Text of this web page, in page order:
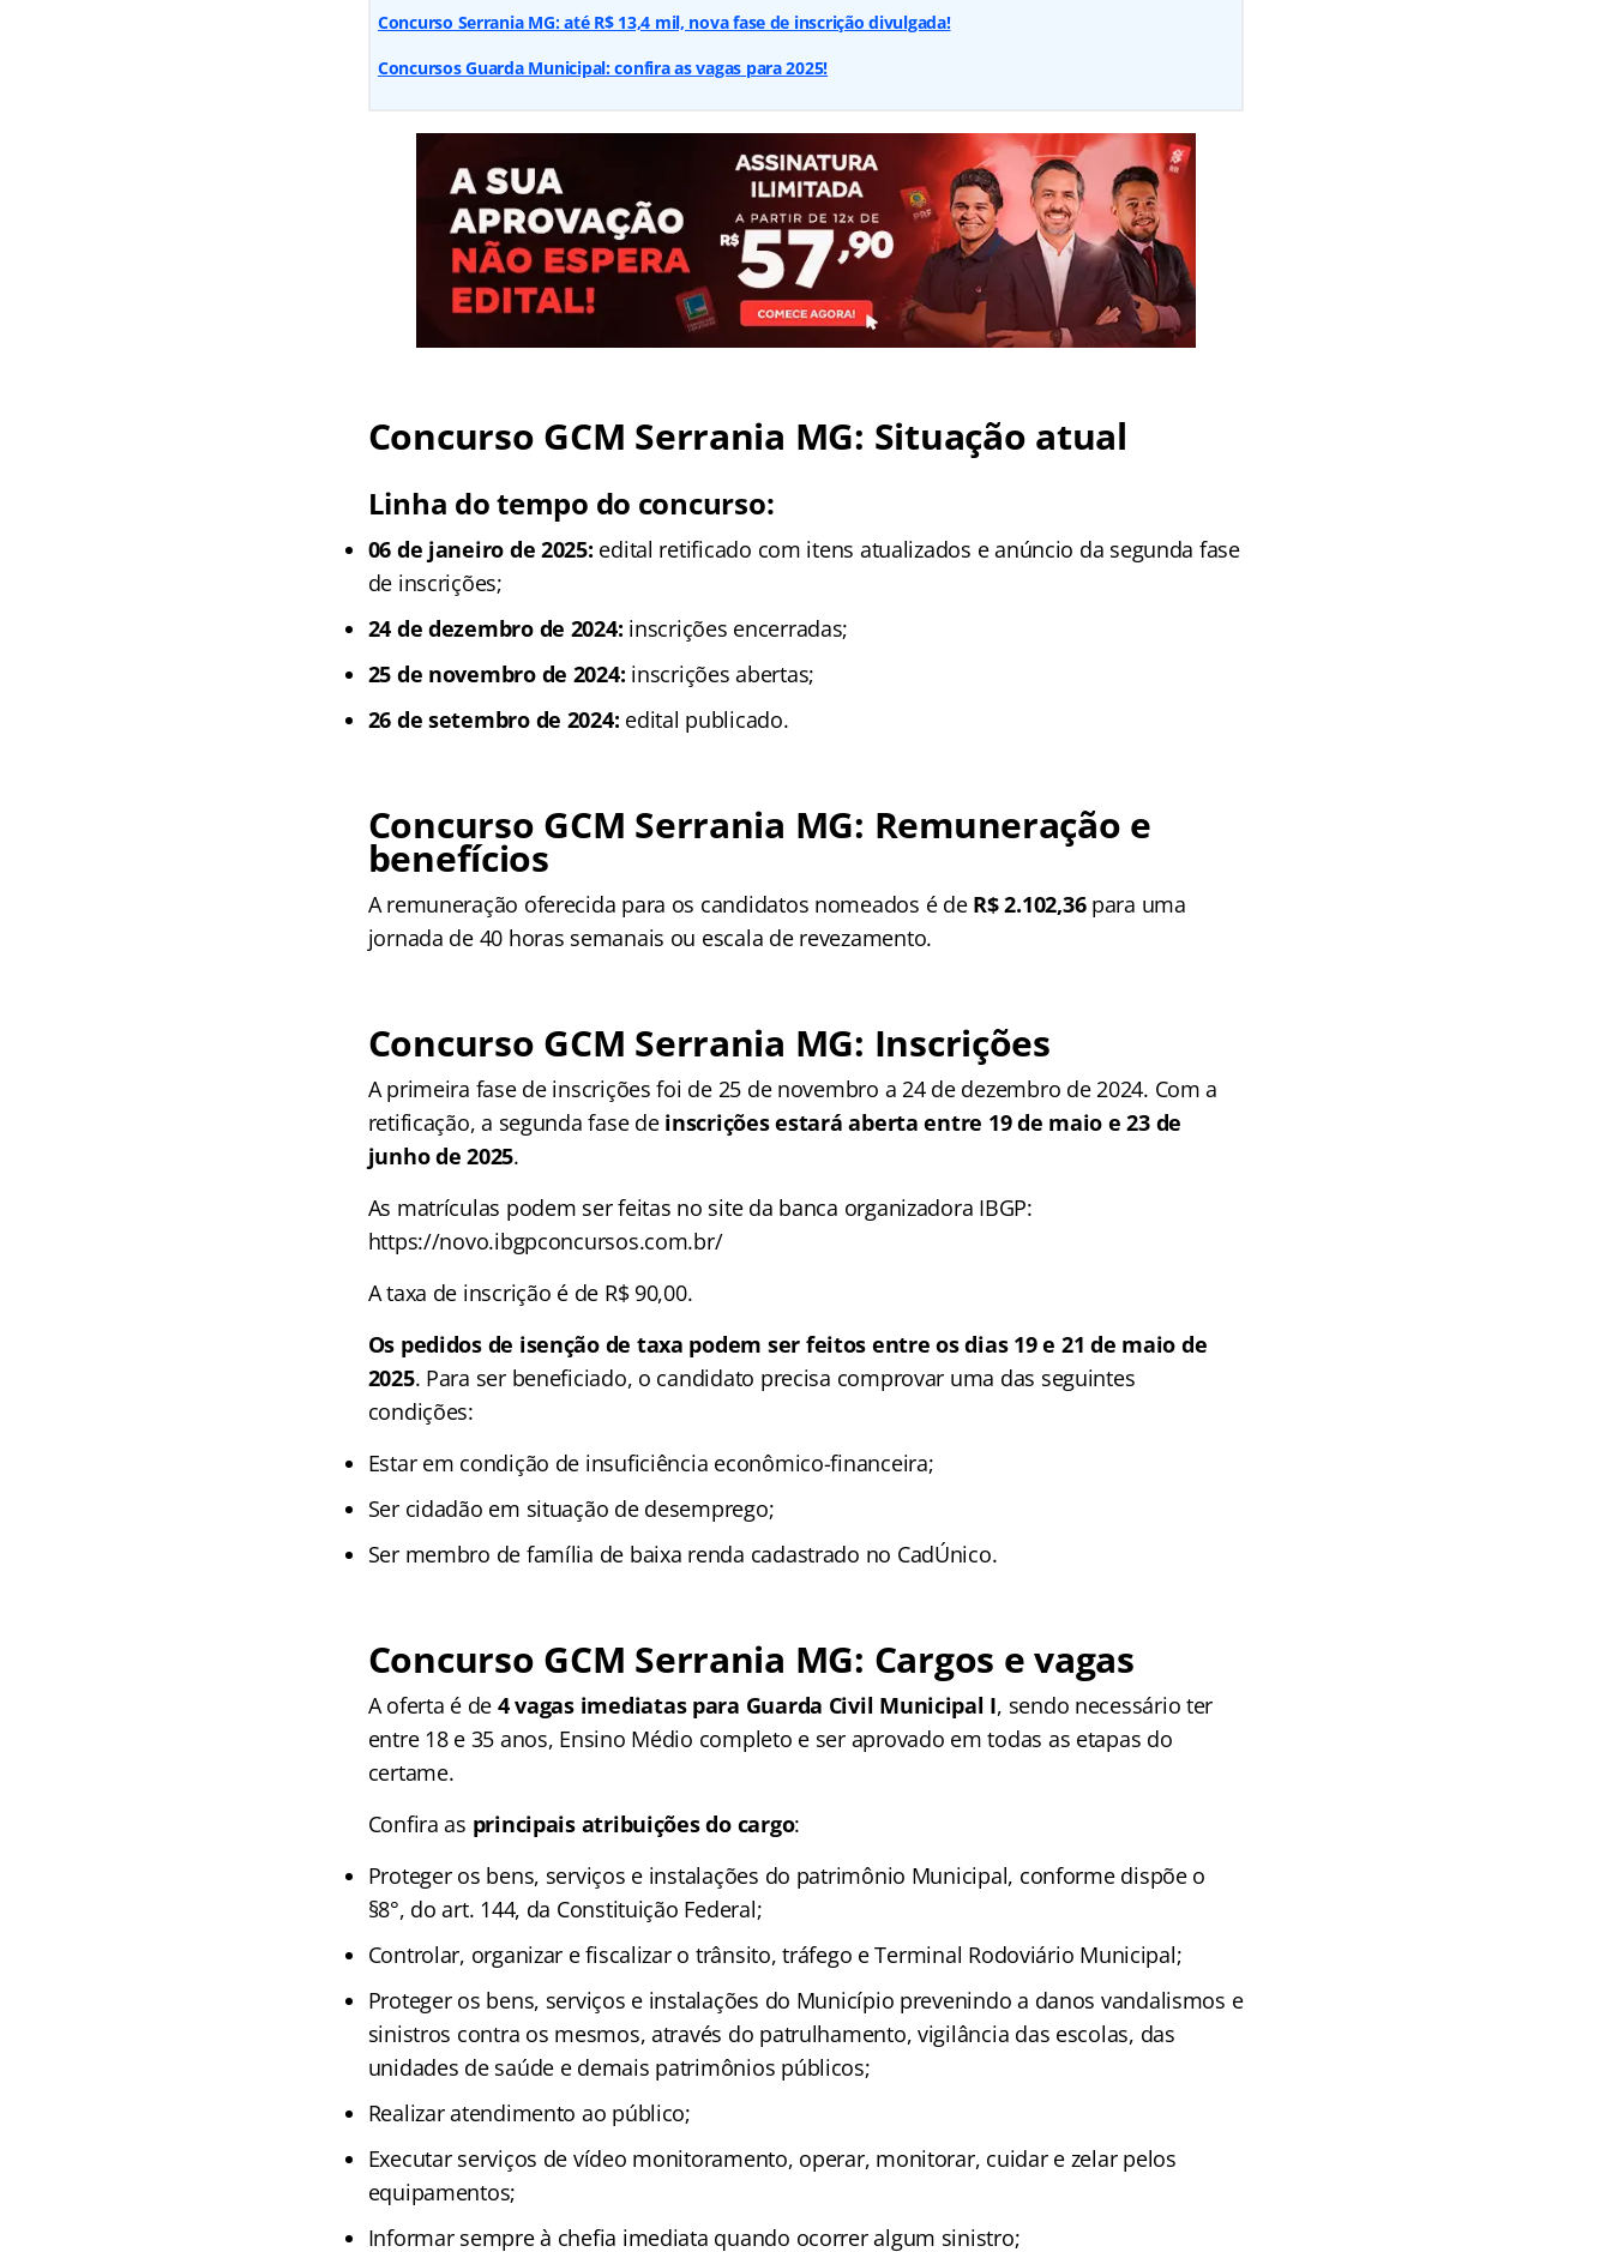
Concurso Serrania MG: até R$ 13,4 mil, nova fase de inscrição divulgada!
Concursos Guarda Municipal: confira as vagas para 2025!
Concurso GCM Serrania MG: Situação atual
Linha do tempo do concurso:
06 de janeiro de 2025: edital retificado com itens atualizados e anúncio da segunda fase
de inscrições;
24 de dezembro de 2024: inscrições encerradas;
25 de novembro de 2024: inscrições abertas;
26 de setembro de 2024: edital publicado.
Concurso GCM Serrania MG: Remuneração e
benefícios
A remuneração oferecida para os candidatos nomeados é de R$ 2.102,36para uma
jornada de 40 horas semanais ou escala de revezamento.
Concurso GCM Serrania MG: Inscrições
A primeira fase de inscrições foi de 25 de novembro a 24 de dezembro de 2024. Com a
retificação, a segunda fase deinscrições estará aberta entre 19 de maio e 23 de
junho de 2025.
As matrículas podem ser feitas no site da banca organizadora IBGP:
https://novo.ibgpconcursos.com.br/
A taxa de inscrição é de R$ 90,00.
Os pedidos de isenção de taxa podem ser feitos entre os dias 19 e 21 de maio de
2025. Para ser beneficiado, o candidato precisa comprovar uma das seguintes
condições:
Estar em condição de insuficiência econômico-financeira;
Ser cidadão em situação de desemprego;
Ser membro de família de baixa renda cadastrado no CadÚnico.
Concurso GCM Serrania MG: Cargos e vagas
A oferta é de 4 vagas imediatas para Guarda Civil Municipal I, sendo necessário ter
entre 18 e 35 anos, Ensino Médio completo e ser aprovado em todas as etapas do
certame.
Confira as principais atribuições do cargo:
Proteger os bens, serviços e instalações do patrimônio Municipal, conforme dispõe o
§8°, do art. 144, da Constituição Federal;
Controlar, organizar e fiscalizar o trânsito, tráfego e Terminal Rodoviário Municipal;
Proteger os bens, serviços e instalações do Município prevenindo a danos vandalismos e
sinistros contra os mesmos, através do patrulhamento, vigilância das escolas, das
unidades de saúde e demais patrimônios públicos;
Realizar atendimento ao público;
Executar serviços de vídeo monitoramento, operar, monitorar, cuidar e zelar pelos
equipamentos;
Informar sempre à chefia imediata quando ocorrer algum sinistro;